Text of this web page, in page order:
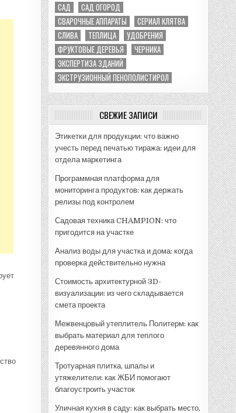
САД
САД ОГОРОД
СВАРОЧНЫЕ АППАРАТЫ
СЕРИАЛ КЛЯТВА
СЛИВА
ТЕПЛИЦА
УДОБРЕНИЯ
ФРУКТОВЫЕ ДЕРЕВЬЯ
ЧЕРНИКА
ЭКСПЕРТИЗА ЗДАНИЙ
ЭКСТРУЗИОННЫЙ ПЕНОПОЛИСТИРОЛ
СВЕЖИЕ ЗАПИСИ
Этикетки для продукции: что важно
учесть перед печатью тиража: идеи для
отдела маркетинга
Программная платформа для
мониторинга продуктов: как держать
релизы под контролем
Садовая техника CHAMPION: что
пригодится на участке
Анализ воды для участка и дома: когда
проверка действительно нужна
Стоимость архитектурной 3D-
визуализации: из чего складывается
смета проекта
Межвенцовый утеплитель Политерм: как
выбрать материал для теплого
деревянного дома
Тротуарная плитка, шпалы и
утяжелители: как ЖБИ помогают
благоустроить участок
Уличная кухня в саду: как выбрать место,